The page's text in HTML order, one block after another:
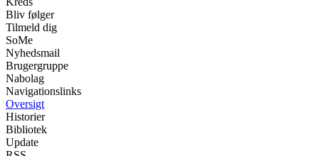
Bliv følger
Tilmeld dig
SoMe
Nyhedsmail
Brugergruppe
Nabolag
Navigationslinks
Oversigt
Historier
Bibliotek
Update